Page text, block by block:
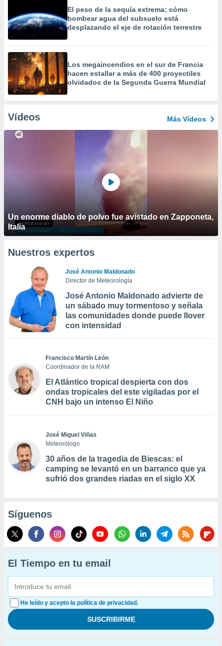
El peso de la sequía extrema: cómo
bombear agua del subsuelo está
desplazando el eje de rotación terrestre
Los megaincendios en el sur de Francia
hacen estallar a más de 400 proyectiles
olvidados de la Segunda Guerra Mundial
Vídeos Más Vídeos
Un enorme diablo de polvo fue avistado en Zapponeta,
Italia
Nuestros expertos
José Antonio Maldonado
Director de Meteorología
José Antonio Maldonado advierte de
un sábado muy tormentoso y señala
las comunidades donde puede llover
con intensidad
Francisco Martín León
Coordinador de la RAM
El Atlántico tropical despierta con dos
ondas tropicales del este vigiladas por el
CNH bajo un intenso El Niño
José Miguel Viñas
Meteorólogo
30 años de la tragedia de Biescas: el
camping se levantó en un barranco que ya
sufrió dos grandes riadas en el siglo XX
Síguenos
El Tiempo en tu email
He leído y acepto la política de privacidad.